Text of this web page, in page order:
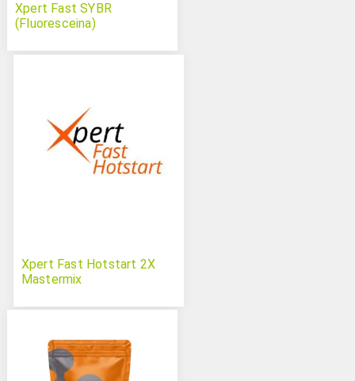
Xpert Fast SYBR
(Fluoresceina)
Xpert Fast Hotstart 2X
Mastermix